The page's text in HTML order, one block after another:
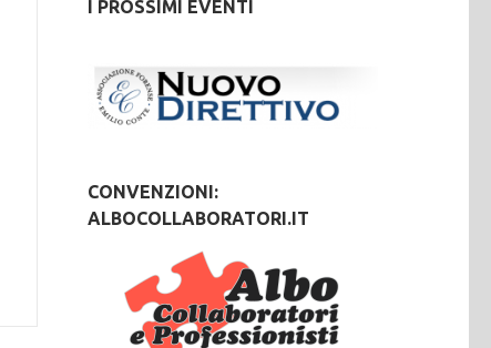
I PROSSIMI EVENTI
CONVENZIONI:
ALBOCOLLABORATORI.IT